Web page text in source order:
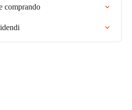
comprando